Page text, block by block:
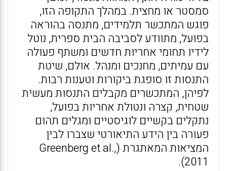
סמסטר או מחצית. במהלך התקופה הזו,
פוגש המתכשר תלמידים, מתנסה בהוראה
בפועל, מתוודע לסביבה הבית ספרית, נוטל
לידיו תחומי אחריות חדשים ומשתף פעולה
עם עמיתים, מחנכים ומנהל. אולם, שיטת
התנסות זו סופגת ביקורות וטענות רבות.
לפיהן, המתכשרים מקבלים התנסות מעשית
שטחית, קצרה ונטולת אחריות בפועל,
נתקלים בקשיים לוגיסטיים ומגלים תהום
פעורה בין הידע התיאורטי שצברו לבין
המציאות המאתגרת (Greenberg et al.,
2011).